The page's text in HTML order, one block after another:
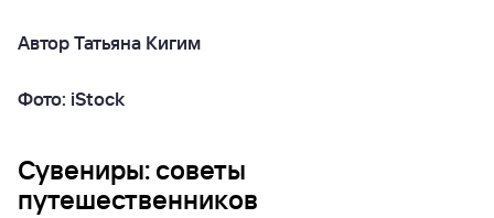
Автор Татьяна Кигим
Фото: iStock
Сувениры: советы
путешественников